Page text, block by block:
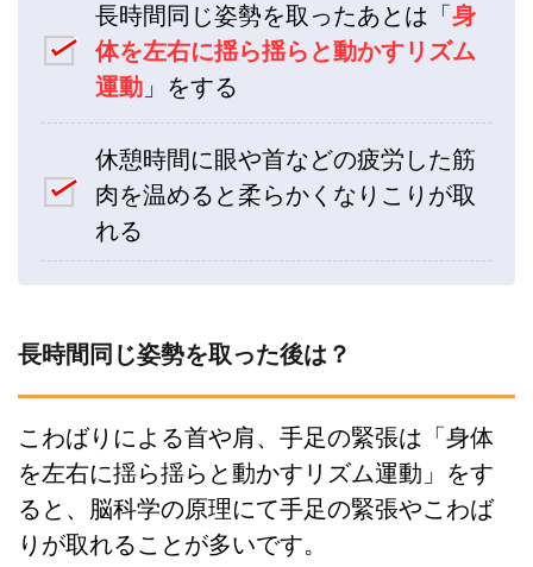
長時間同じ姿勢を取ったあとは「身
体を左右に揺ら揺らと動かすリズム
運動 」をする
休憩時間に眼や首などの疲労した筋
肉を温めると柔らかくなりこりが取
れる
長時間同じ姿勢を取った後は？
こわばりによる首や肩、手足の緊張は「身体
を左右に揺ら揺らと動かすリズム運動」をす
ると、脳科学の原理にて手足の緊張やこわば
りが取れることが多いです。